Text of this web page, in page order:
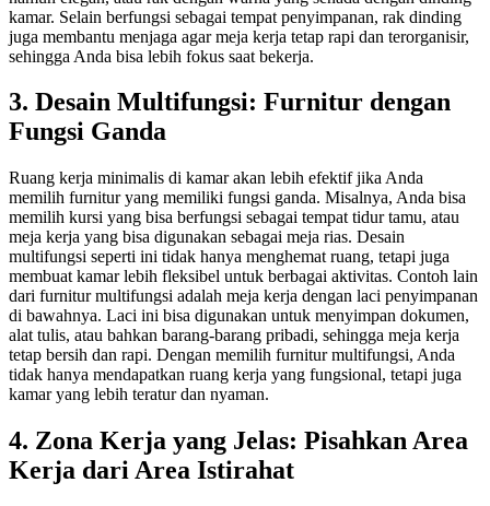
kamar. Selain berfungsi sebagai tempat penyimpanan, rak dinding
juga membantu menjaga agar meja kerja tetap rapi dan terorganisir,
sehingga Anda bisa lebih fokus saat bekerja.
3. Desain Multifungsi: Furnitur dengan
Fungsi Ganda
Ruang kerja minimalis di kamar akan lebih efektif jika Anda
memilih furnitur yang memiliki fungsi ganda. Misalnya, Anda bisa
memilih kursi yang bisa berfungsi sebagai tempat tidur tamu, atau
meja kerja yang bisa digunakan sebagai meja rias. Desain
multifungsi seperti ini tidak hanya menghemat ruang, tetapi juga
membuat kamar lebih fleksibel untuk berbagai aktivitas. Contoh lain
dari furnitur multifungsi adalah meja kerja dengan laci penyimpanan
di bawahnya. Laci ini bisa digunakan untuk menyimpan dokumen,
alat tulis, atau bahkan barang-barang pribadi, sehingga meja kerja
tetap bersih dan rapi. Dengan memilih furnitur multifungsi, Anda
tidak hanya mendapatkan ruang kerja yang fungsional, tetapi juga
kamar yang lebih teratur dan nyaman.
4. Zona Kerja yang Jelas: Pisahkan Area
Kerja dari Area Istirahat